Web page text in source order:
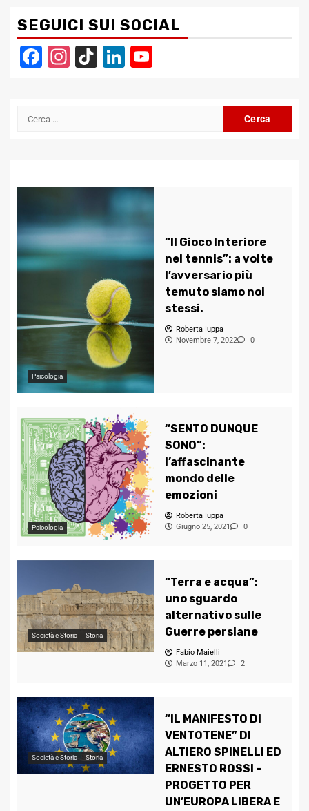
SEGUICI SUI SOCIAL
Facebook
Instagram
TikTokLinkedIn
Ricerca
Psicologia
“Il Gioco Interiore
nel tennis”: a volte
l’avversario più
temuto siamo noi
stessi.
Roberta Iuppa
Novembre 7, 2022
0
Psicologia
“SENTO DUNQUE
SONO”:
l’affascinante
mondo delle
emozioni
Roberta Iuppa
Giugno 25, 2021
0
Società e Storia Storia
“Terra e acqua”:
uno sguardo
alternativo sulle
Guerre persiane
Fabio Maielli
Marzo 11, 2021
2
Società e Storia Storia
“IL MANIFESTO DI
VENTOTENE” DI
ALTIERO SPINELLI ED
ERNESTO ROSSI –
PROGETTO PER
UN’EUROPA LIBERA E